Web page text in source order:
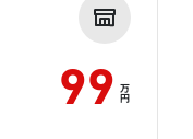
99 万
円